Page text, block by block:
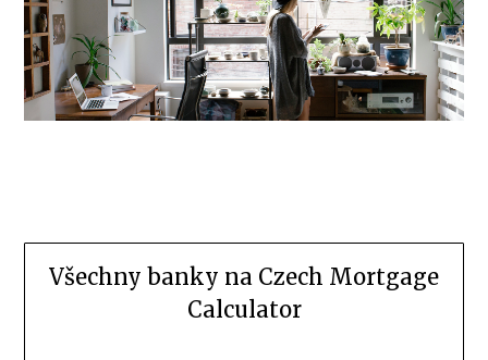
Všechny banky na Czech Mortgage
Calculator